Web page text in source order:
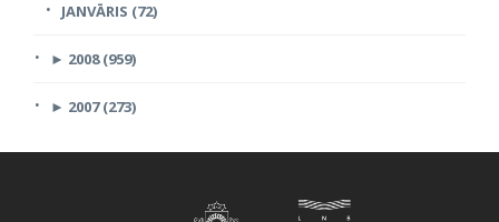
JANVĀRIS (72)
► 2008 (959)
► 2007 (273)